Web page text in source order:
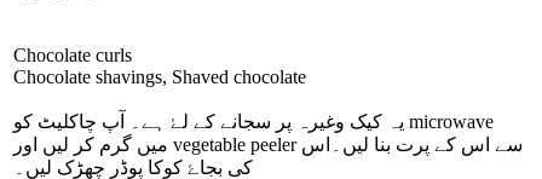
Chocolate curls
Chocolate shavings, Shaved chocolate
microwave
vegetable peelerسے اس کے پرت بنا لیں۔اس
کی بجاۓ کوکا پوڈر چھڑک لیں۔